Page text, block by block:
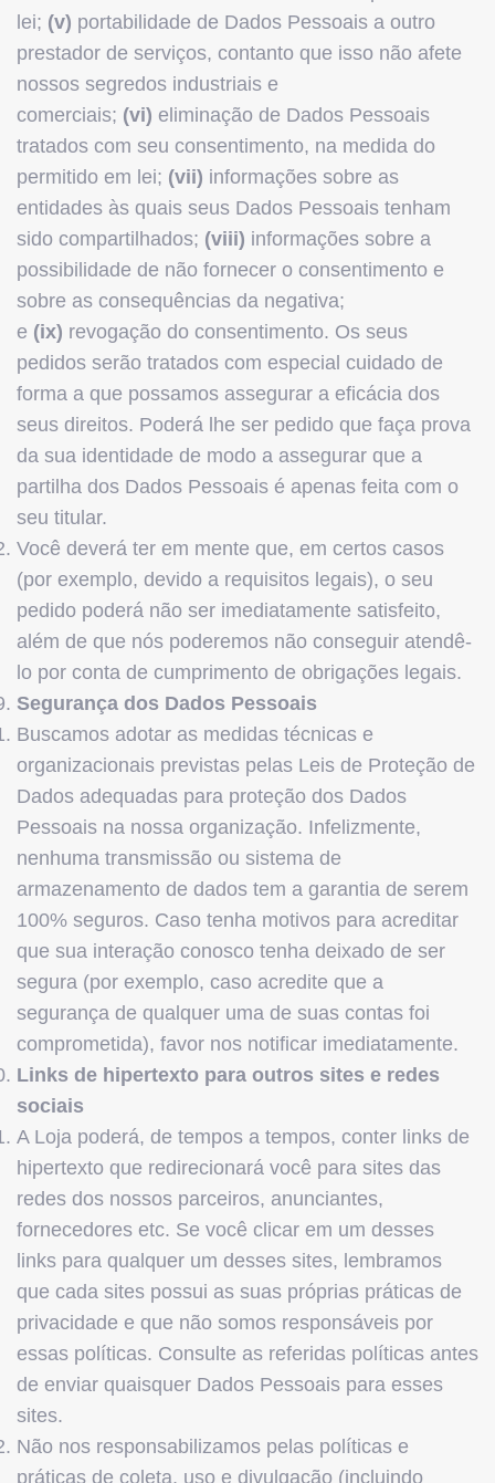
lei; (v) portabilidade de Dados Pessoais a outro
prestador de serviços, contanto que isso não afete
nossos segredos industriais e
comerciais; (vi) eliminação de Dados Pessoais
tratados com seu consentimento, na medida do
permitido em lei; (vii) informações sobre as
entidades às quais seus Dados Pessoais tenham
sido compartilhados; (viii) informações sobre a
possibilidade de não fornecer o consentimento e
sobre as consequências da negativa;
e (ix) revogação do consentimento. Os seus
pedidos serão tratados com especial cuidado de
forma a que possamos assegurar a eficácia dos
seus direitos. Poderá lhe ser pedido que faça prova
da sua identidade de modo a assegurar que a
partilha dos Dados Pessoais é apenas feita com o
seu titular.
Você deverá ter em mente que, em certos casos
(por exemplo, devido a requisitos legais), o seu
pedido poderá não ser imediatamente satisfeito,
além de que nós poderemos não conseguir atendê-
lo por conta de cumprimento de obrigações legais.
Segurança dos Dados Pessoais
Buscamos adotar as medidas técnicas e
organizacionais previstas pelas Leis de Proteção de
Dados adequadas para proteção dos Dados
Pessoais na nossa organização. Infelizmente,
nenhuma transmissão ou sistema de
armazenamento de dados tem a garantia de serem
100% seguros. Caso tenha motivos para acreditar
que sua interação conosco tenha deixado de ser
segura (por exemplo, caso acredite que a
segurança de qualquer uma de suas contas foi
comprometida), favor nos notificar imediatamente.
Links de hipertexto para outros sites e redes
sociais
A Loja poderá, de tempos a tempos, conter links de
hipertexto que redirecionará você para sites das
redes dos nossos parceiros, anunciantes,
fornecedores etc. Se você clicar em um desses
links para qualquer um desses sites, lembramos
que cada sites possui as suas próprias práticas de
privacidade e que não somos responsáveis por
essas políticas. Consulte as referidas políticas antes
de enviar quaisquer Dados Pessoais para esses
sites.
Não nos responsabilizamos pelas políticas e
práticas de coleta, uso e divulgação (incluindo